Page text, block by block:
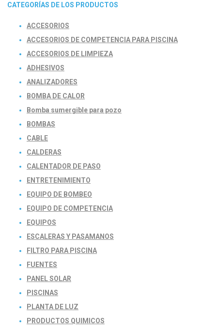
CATEGORÍAS DE LOS PRODUCTOS
ACCESORIOS
ACCESORIOS DE COMPETENCIA PARA PISCINA
ACCESORIOS DE LIMPIEZA
ADHESIVOS
ANALIZADORES
BOMBA DE CALOR
Bomba sumergible para pozo
BOMBAS
CABLE
CALDERAS
CALENTADOR DE PASO
ENTRETENIMIENTO
EQUIPO DE BOMBEO
EQUIPO DE COMPETENCIA
EQUIPOS
ESCALERAS Y PASAMANOS
FILTRO PARA PISCINA
FUENTES
PANEL SOLAR
PISCINAS
PLANTA DE LUZ
PRODUCTOS QUIMICOS